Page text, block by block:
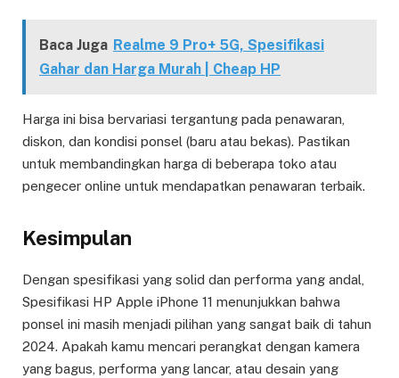
Baca Juga Realme 9 Pro+ 5G, Spesifikasi
Gahar dan Harga Murah | Cheap HP
Harga ini bisa bervariasi tergantung pada penawaran,
diskon, dan kondisi ponsel (baru atau bekas). Pastikan
untuk membandingkan harga di beberapa toko atau
pengecer online untuk mendapatkan penawaran terbaik.
Kesimpulan
Dengan spesifikasi yang solid dan performa yang andal,
Spesifikasi HP Apple iPhone 11 menunjukkan bahwa
ponsel ini masih menjadi pilihan yang sangat baik di tahun
2024. Apakah kamu mencari perangkat dengan kamera
yang bagus, performa yang lancar, atau desain yang